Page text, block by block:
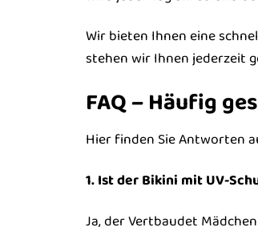
Wir bieten Ihnen eine
stehen wir Ihnen jederzeit
FAQ – Häufig
Hier finden Sie Antworten
1. Ist der Bikini mit UV-
Ja, der Vertbaudet